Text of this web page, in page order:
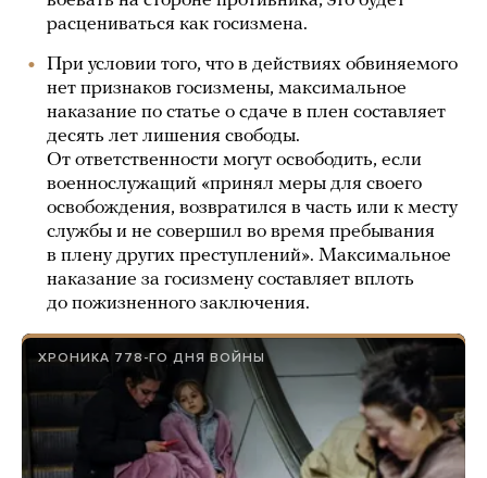
расцениваться как госизмена.
При условии того, что в действиях обвиняемого
нет признаков госизмены, максимальное
наказание по статье о сдаче в плен составляет
десять лет лишения свободы.
От ответственности могут освободить, если
военнослужащий «принял меры для своего
освобождения, возвратился в часть или к месту
службы и не совершил во время пребывания
в плену других преступлений». Максимальное
наказание за госизмену составляет вплоть
до пожизненного заключения.
ХРОНИКА 778-ГО ДНЯ ВОЙНЫ